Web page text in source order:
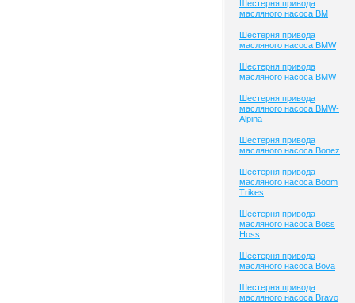
Шестерня привода
масляного насоса BM
Шестерня привода
масляного насоса BMW
Шестерня привода
масляного насоса BMW
Шестерня привода
масляного насоса BMW-
Alpina
Шестерня привода
масляного насоса Bonez
Шестерня привода
масляного насоса Boom
Trikes
Шестерня привода
масляного насоса Boss
Hoss
Шестерня привода
масляного насоса Bova
Шестерня привода
масляного насоса Bravo